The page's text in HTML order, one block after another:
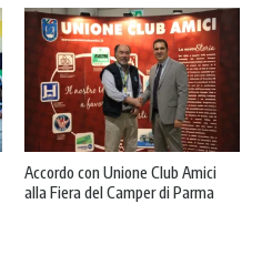
Accordo con Unione Club Amici
alla Fiera del Camper di Parma